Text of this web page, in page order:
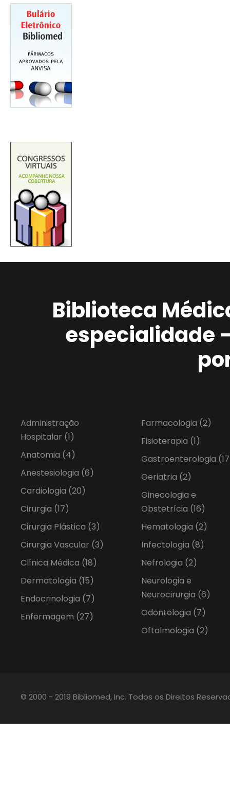
Biblioteca
especialidade
Administração
Hospitalar (1)
Anatomia (4)
Anestesiologia (6)
Cardiologia (20)
Cirurgia (17)
Cirurgia Plástica (3)
Cirurgia Vascular (3)
Clínica Médica (18)
Dermatologia (15)
Endocrinologia (7)
Enfermagem (27)
Farmacologia (2)
Fisioterapia (1)
Gastroenterologia
Geriatria (2)
Ginecologia e
Obstetrícia (16)
Hematologia (2)
Infectologia (8)
Nefrologia (2)
Neurologia e
Neurocirurgia (6)
Odontologia (7)
Oftalmologia (2)
© 2000 - 2019 Bibliomed, Inc. Todos os Direitos